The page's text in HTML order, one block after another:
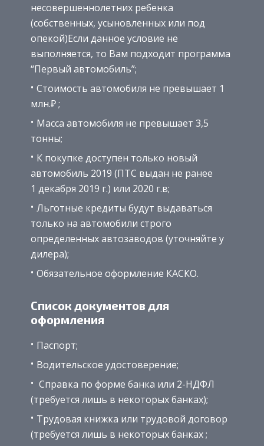
несовершеннолетних ребенка
(собственных, усыновленных или под
опекой)Если данное условие не
выполняется, то Вам подходит программа
“Первый автомобиль”;
Стоимость автомобиля не превышает 1
млн.₽ ;
Масса автомобиля не превышает 3,5
тонны;
К покупке доступен только новый
автомобиль 2019 (ПТС выдан не ранее
1 декабря 2019 г.) или 2020 г.в;
Льготные кредиты будут выдаваться
только на автомобили строго
определенных автозаводов (уточняйте у
дилера);
Обязательное оформление КАСКО.
Список документов для
оформления
Паспорт;
Водительское удостоверение;
Справка по форме банка или 2-НДФЛ
(требуется лишь в некоторых банках);
Трудовая книжка или трудовой договор
(требуется лишь в некоторых банках ;